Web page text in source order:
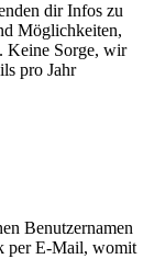
dir Infos zu
Möglichkeiten,
Keine Sorge, wir
pro Jahr
Benutzernamen
per E-Mail, womit